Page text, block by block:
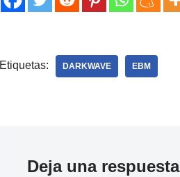
Etiquetas: DARKWAVE EBM
Deja una respuesta